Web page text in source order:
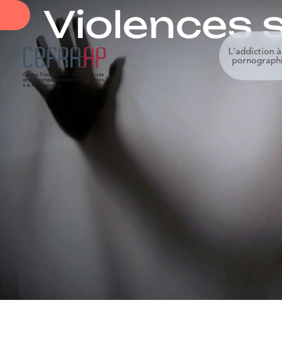
L'addiction
Violences